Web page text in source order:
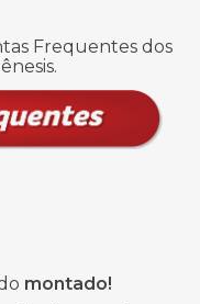
Frequentes dos
montado!